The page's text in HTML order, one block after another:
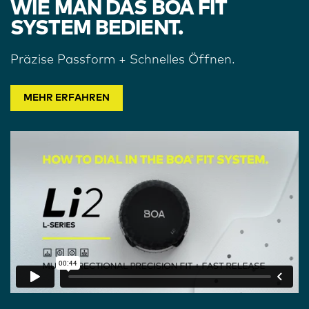
WIE MAN DAS BOA FIT
SYSTEM BEDIENT.
Präzise Passform + Schnelles Öffnen.
MEHR ERFAHREN